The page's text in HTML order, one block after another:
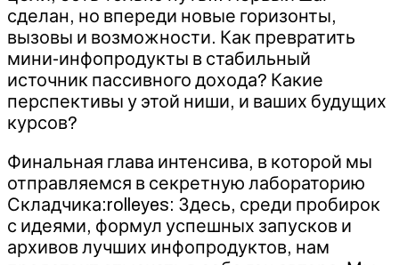
сделан, но впереди новые горизонты,
вызовы и возможности. Как превратить
мини-инфопродукты в стабильный
источник пассивного дохода? Какие
перспективы у этой ниши, и ваших будущих
курсов?
Финальная глава интенсива, в которой мы
отправляемся в секретную лабораторию
Складчика:rolleyes: Здесь, среди пробирок
с идеями, формул успешных запусков и
архивов лучших инфопродуктов, нам